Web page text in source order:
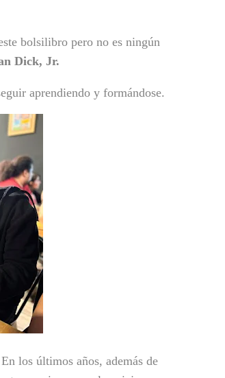
bolsilibro pero no es ningún
Dick, Jr.
aprendiendo y formándose.
los últimos años, además de